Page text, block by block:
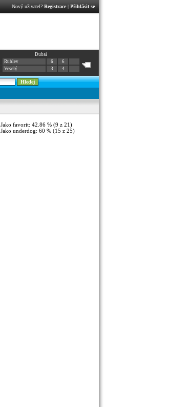
Nový uživatel? Registrace| Přihlásit se
Dubai
Rublev
6
6
Veselý
3 4
Jako favorit: 42.86 % (9 z 21)
Jako underdog: 60 % (15 z 25)